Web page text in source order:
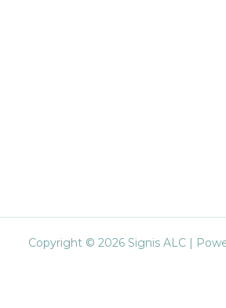
Copyright © 2026 Signis ALC |